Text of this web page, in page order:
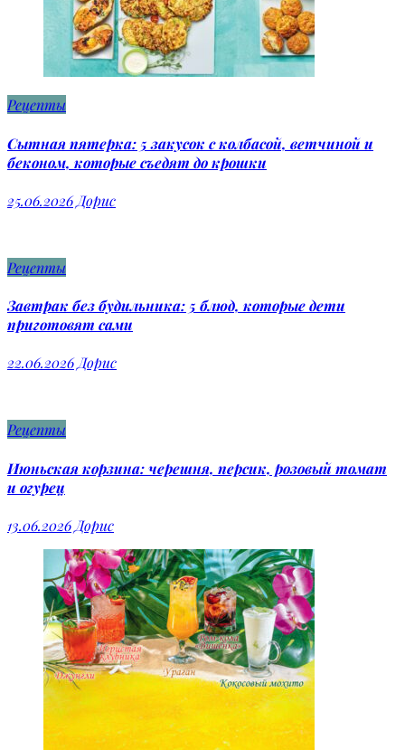
Рецепты
Сытная пятерка: 5 закусок с колбасой, ветчиной и
беконом, которые съедят до крошки
25.06.2026 Дорис
Рецепты
Завтрак без будильника: 5 блюд, которые дети
приготовят сами
22.06.2026Дорис
Рецепты
Июньская корзина: черешня, персик, розовый томат
и огурец
13.06.2026 Дорис